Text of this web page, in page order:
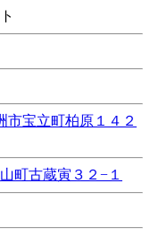
市宝立町柏原１４２
町古蔵寅３２−１